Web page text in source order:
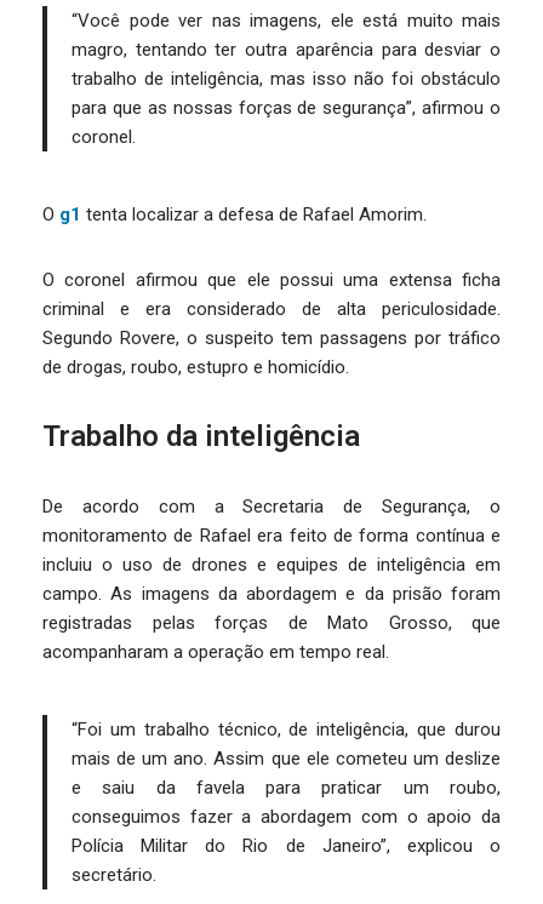
“Você pode ver nas imagens, ele está muito mais
magro, tentando ter outra aparência para desviar o
trabalho de inteligência, mas isso não foi obstáculo
para que as nossas forças de segurança”, afirmou o
coronel.
O g1 tenta localizar a defesa de Rafael Amorim.
O coronel afirmou que ele possui uma extensa ficha
criminal e era considerado de alta periculosidade.
Segundo Rovere, o suspeito tem passagens por tráfico
de drogas, roubo, estupro e homicídio.
Trabalho da inteligência
De acordo com a Secretaria de Segurança, o
monitoramento de Rafael era feito de forma contínua e
incluiu o uso de drones e equipes de inteligência em
campo. As imagens da abordagem e da prisão foram
registradas pelas forças de Mato Grosso, que
acompanharam a operação em tempo real.
“Foi um trabalho técnico, de inteligência, que durou
mais de um ano. Assim que ele cometeu um deslize
e saiu da favela para praticar um roubo,
conseguimos fazer a abordagem com o apoio da
Polícia Militar do Rio de Janeiro”, explicou o
secretário.